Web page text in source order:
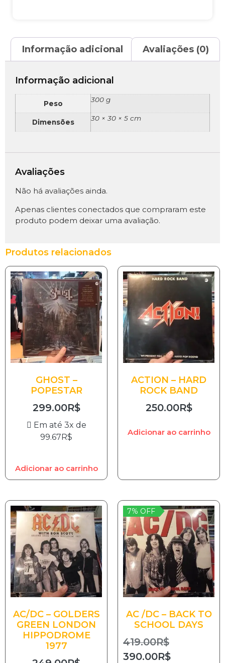
Informação adicional Avaliações (0)
Informação adicional
Peso 300 g
Dimensões 30 × 30 × 5 cm
Avaliações
Não há avaliações ainda.
Apenas clientes conectados que compraram este
produto podem deixar uma avaliação.
Produtos relacionados
GHOST –
POPESTAR
299.00R$
Em até 3x de
99.67R$
Adicionar ao carrinho
ACTION – HARD
ROCK BAND
250.00R$
Adicionar ao carrinho
AC/DC – GOLDERS
GREEN LONDON
HIPPODROME
1977
7% OFF
AC /DC – BACK TO
SCHOOL DAYS
419.00R$
390.00R$